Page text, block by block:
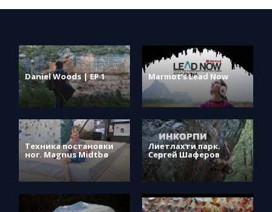
Daniel Woods | EP 1 Marmot’s Lead Now
Техника постановки
ног. Magnus Midtbø
Лиетлахти парк.
Сергей Шаферов